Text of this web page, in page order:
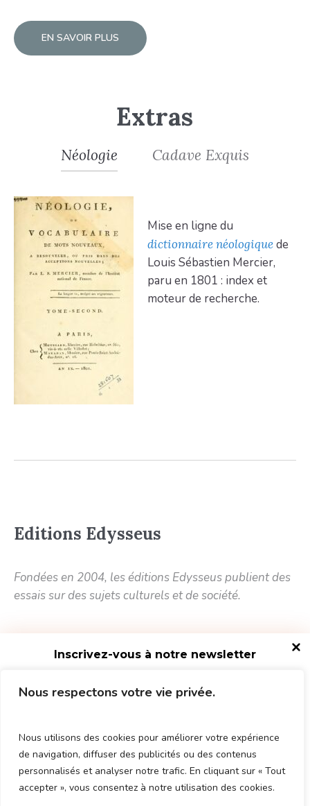
Nous respectons votre vie privée.
Nous utilisons des cookies pour améliorer votre expérience
de navigation, diffuser des publicités ou des contenus
personnalisés et analyser notre trafic. En cliquant sur « Tout
accepter », vous consentez à notre utilisation des cookies.
EN SAVOIR PLUS
Extras
Néologie Cadave Exquis
Mise en ligne du
dictionnaire néologiquede
Louis Sébastien Mercier,
paru en 1801 : index et
moteur de recherche.
Inscrivez-vous à notre newsletter
Nous n'envoyons que quelques emails par an.
Editions Edysseus
Fondées en 2004, les éditions Edysseus publient des
essais sur des sujets culturels et de société.
11 rue du Baigneur